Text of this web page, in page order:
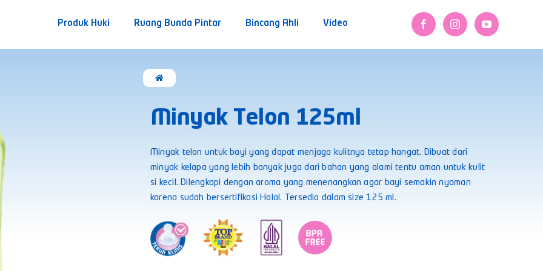
Produk Huki Ruang Bunda Pintar Bincang Ahli Video
Minyak Telon 125ml
Minyak telon untuk bayi yang dapat menjaga kulitnya tetap hangat. Dibuat dari
minyak kelapa yang lebih banyak juga dari bahan yang alami tentu aman untuk kulit
si kecil. Dilengkapi dengan aroma yang menenangkan agar bayi semakin nyaman
karena sudah bersertifikasi Halal. Tersedia dalam size 125 ml.